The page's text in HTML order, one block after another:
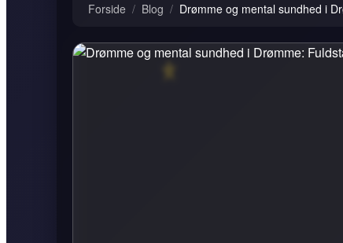
Forside / Blog / Drømme og mental sundhed i